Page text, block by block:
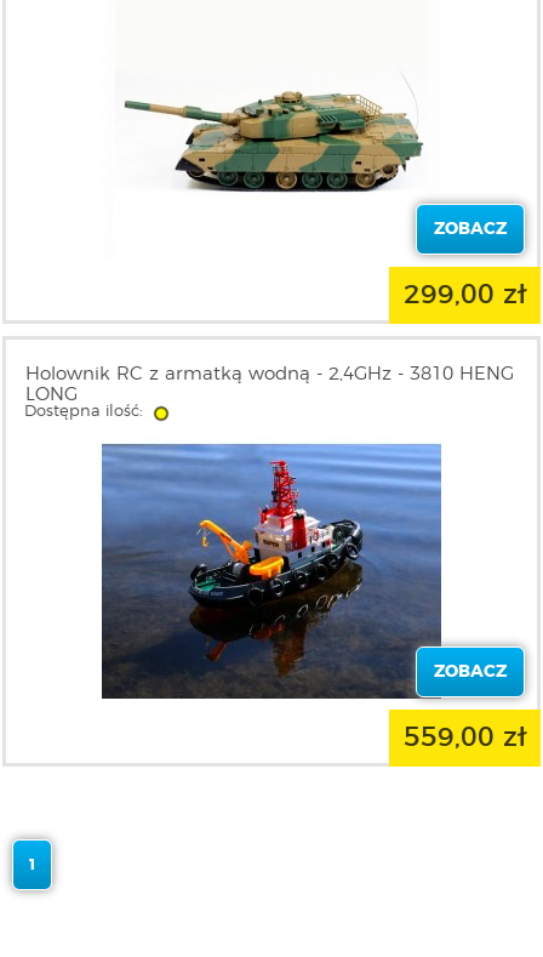
ZOBACZ
299,00 zł
Holownik RC z armatką wodną - 2,4GHz - 3810 HENG
LONG
Dostępna ilość:
ZOBACZ
559,00 zł
1